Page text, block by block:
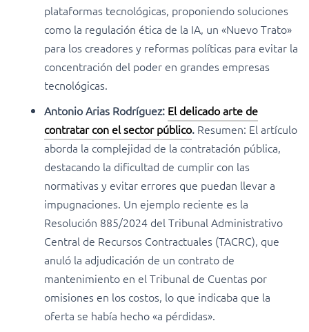
plataformas tecnológicas, proponiendo soluciones
como la regulación ética de la IA, un «Nuevo Trato»
para los creadores y reformas políticas para evitar la
concentración del poder en grandes empresas
tecnológicas.
Antonio Arias Rodríguez: El delicado arte de
contratar con el sector público. Resumen: El artículo
aborda la complejidad de la contratación pública,
destacando la dificultad de cumplir con las
normativas y evitar errores que puedan llevar a
impugnaciones. Un ejemplo reciente es la
Resolución 885/2024 del Tribunal Administrativo
Central de Recursos Contractuales (TACRC), que
anuló la adjudicación de un contrato de
mantenimiento en el Tribunal de Cuentas por
omisiones en los costos, lo que indicaba que la
oferta se había hecho «a pérdidas».